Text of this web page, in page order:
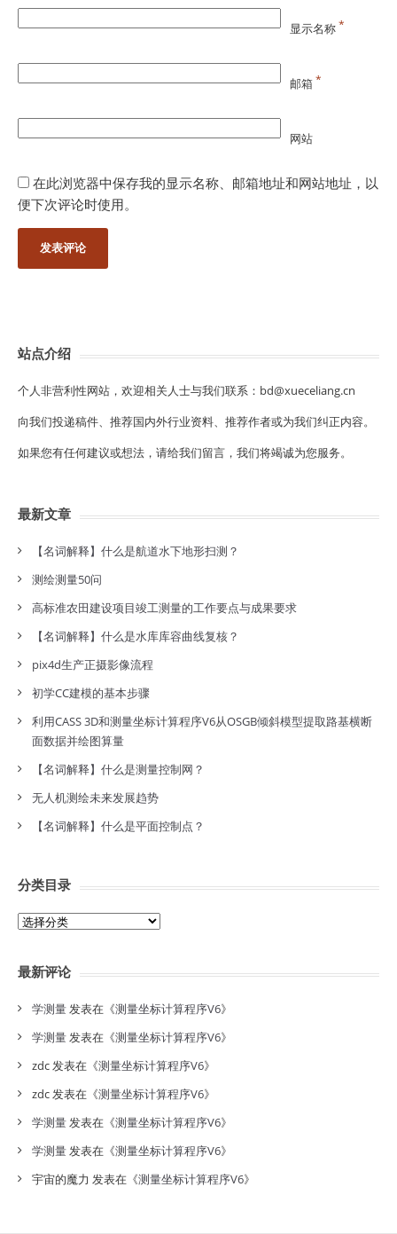
显示名称*
邮箱*
网站
在此浏览器中保存我的显示名称、邮箱地址和网站地址，以
便下次评论时使用。
站点介绍
个人非营利性网站，欢迎相关人士与我们联系：bd@xueceliang.cn
向我们投递稿件、推荐国内外行业资料、推荐作者或为我们纠正内容。
如果您有任何建议或想法，请给我们留言，我们将竭诚为您服务。
最新文章
【名词解释】什么是航道水下地形扫测？
测绘测量50问
高标准农田建设项目竣工测量的工作要点与成果要求
【名词解释】什么是水库库容曲线复核？
pix4d生产正摄影像流程
初学CC建模的基本步骤
利用CASS 3D和测量坐标计算程序V6从OSGB倾斜模型提取路基横断
面数据并绘图算量
【名词解释】什么是测量控制网？
无人机测绘未来发展趋势
【名词解释】什么是平面控制点？
分类目录
分
录
最新评论
学测量发表在《测量坐标计算程序V6》
学测量发表在《测量坐标计算程序V6》
zdc发表在《测量坐标计算程序V6》
zdc发表在《测量坐标计算程序V6》
学测量发表在《测量坐标计算程序V6》
学测量发表在《测量坐标计算程序V6》
宇宙的魔力 发表在《测量坐标计算程序V6》